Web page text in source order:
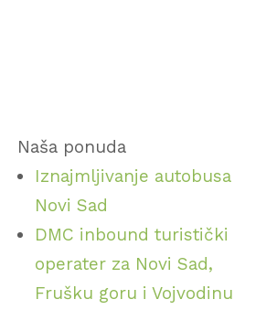
Naša ponuda
Iznajmljivanje autobusa
Novi Sad
DMC inbound turistički
operater za Novi Sad,
Frušku goru i Vojvodinu